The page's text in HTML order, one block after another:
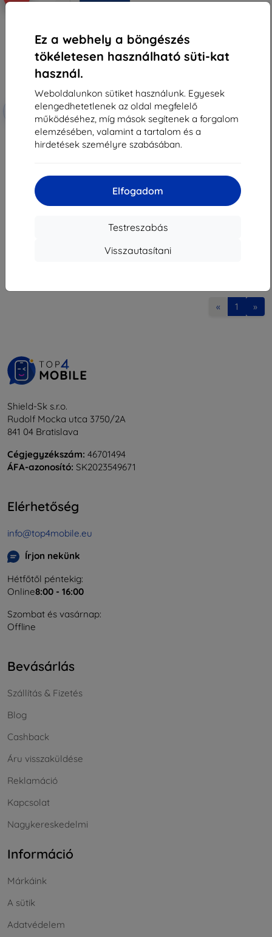
Ez a webhely a böngészés
tökéletesen használható süti-kat
használ.
Weboldalunkon sütiket használunk. Egyesek
elengedhetetlenek az oldal megfelelő
működéséhez, míg mások segítenek a forgalom
elemzésében, valamint a tartalom és a
hirdetések személyre szabásában.
Elfogadom
Testreszabás
Visszautasítani
Kedvezmény
kuponnal
EXTRA10
3mk FlexibleGlass hibrid edzett
üveg Acer Iconia iM10-22-hez
Raktáron > 5 darab
« 1 »
Shield-Sk s.r.o.
Rudolf Mocka utca 3750/2A
841 04 Bratislava
Cégjegyzékszám: 46701494
ÁFA-azonosító: SK2023549671
Elérhetőség
info@top4mobile.eu
Írjon nekünk
Hétfőtől péntekig:
Online8:00 - 16:00
Szombat és vasárnap:
Offline
Bevásárlás
Szállítás & Fizetés
Blog
Cashback
Áru visszaküldése
Reklamáció
Kapcsolat
Nagykereskedelmi
Információ
Márkáink
A sütik
Adatvédelem